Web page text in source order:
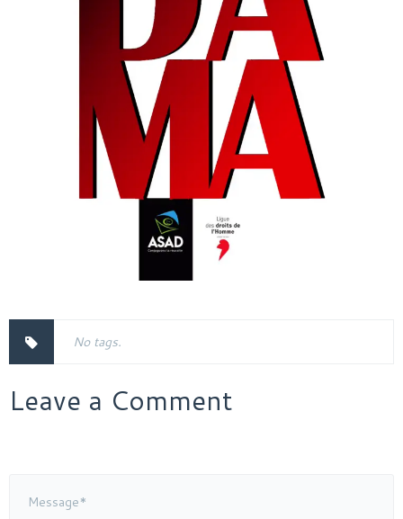
No tags.
Leave a Comment